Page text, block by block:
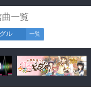
一覧
ル 一覧